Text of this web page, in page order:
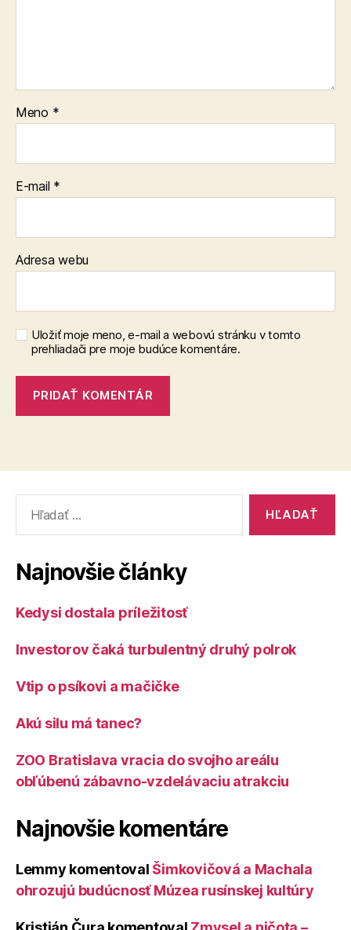
Meno *
E-mail *
Adresa webu
Uložiť moje meno, e-mail a webovú stránku v tomto
prehliadači pre moje budúce komentáre.
Najnovšie články
Kedysi dostala príležitosť
Investorov čaká turbulentný druhý polrok
Vtip o psíkovi a mačičke
Akú silu má tanec?
ZOO Bratislava vracia do svojho areálu
obľúbenú zábavno-vzdelávaciu atrakciu
Najnovšie komentáre
Lemmy komentoval Šimkovičová a Machala
ohrozujú budúcnosť Múzea rusínskej kultúry